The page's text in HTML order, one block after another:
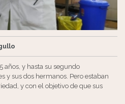
años, y hasta su segundo
y sus dos hermanos. Pero estaban
y con el objetivo de que sus